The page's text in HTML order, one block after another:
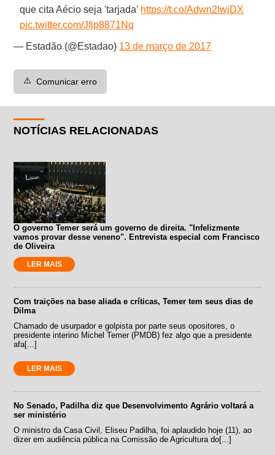
que cita Aécio seja 'tarjada' https://t.co/Adwn2lwjDX
pic.twitter.com/Jfjp8871Nq
— Estadão (@Estadao) 13 de março de 2017
⚠️ Comunicar erro
NOTÍCIAS RELACIONADAS
O governo Temer será um governo de direita. "Infelizmente
vamos provar desse veneno". Entrevista especial com Francisco
de Oliveira
LER MAIS
Com traições na base aliada e críticas, Temer tem seus dias de
Dilma
Chamado de usurpador e golpista por parte seus opositores, o
presidente interino Michel Temer (PMDB) fez algo que a presidente
afa[...]
LER MAIS
No Senado, Padilha diz que Desenvolvimento Agrário voltará a
ser ministério
O ministro da Casa Civil, Eliseu Padilha, foi aplaudido hoje (11), ao
dizer em audiência pública na Comissão de Agricultura do[...]